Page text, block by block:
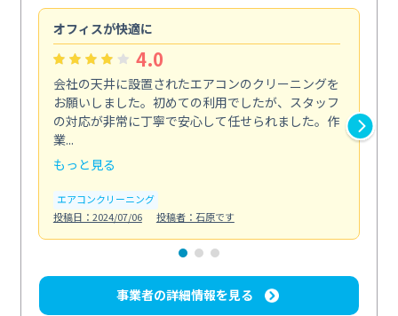
オフィスが快適に
4.0
会社の天井に設置されたエアコンのクリーニングを
お願いしました。初めての利用でしたが、スタッフ
の対応が非常に丁寧で安心して任せられました。作
業...
もっと見る
エアコンクリーニング
投稿日：2024/07/06
投稿者：石原です
事業者の詳細情報を見る